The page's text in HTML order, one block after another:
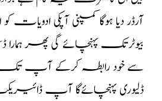
آرڈر دیا ہوگا کمپنی آپکی ادویات
بیوٹرتک پہنچائے گی پھر
سے خود رابطہ کرکے آپ
ڈلیوری پہنچائےگا آپ